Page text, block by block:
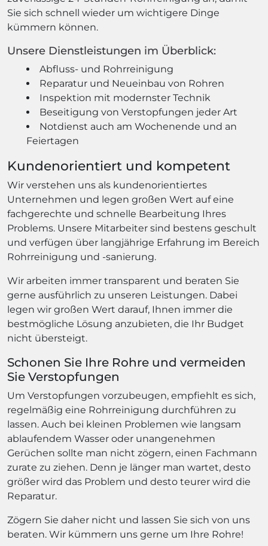
Sie sich schnell wieder um wichtigere Dinge
kümmern können.
Unsere Dienstleistungen im Überblick:
Abfluss- und Rohrreinigung
Reparatur und Neueinbau von Rohren
Inspektion mit modernster Technik
Beseitigung von Verstopfungen jeder Art
Notdienst auch am Wochenende und an
Feiertagen
Kundenorientiert und kompetent
Wir verstehen uns als kundenorientiertes
Unternehmen und legen großen Wert auf eine
fachgerechte und schnelle Bearbeitung Ihres
Problems. Unsere Mitarbeiter sind bestens geschult
und verfügen über langjährige Erfahrung im Bereich
Rohrreinigung und -sanierung.
Wir arbeiten immer transparent und beraten Sie
gerne ausführlich zu unseren Leistungen. Dabei
legen wir großen Wert darauf, Ihnen immer die
bestmögliche Lösung anzubieten, die Ihr Budget
nicht übersteigt.
Schonen Sie Ihre Rohre und vermeiden
Sie Verstopfungen
Um Verstopfungen vorzubeugen, empfiehlt es sich,
regelmäßig eine Rohrreinigung durchführen zu
lassen. Auch bei kleinen Problemen wie langsam
ablaufendem Wasser oder unangenehmen
Gerüchen sollte man nicht zögern, einen Fachmann
zurate zu ziehen. Denn je länger man wartet, desto
größer wird das Problem und desto teurer wird die
Reparatur.
Zögern Sie daher nicht und lassen Sie sich von uns
beraten. Wir kümmern uns gerne um Ihre Rohre!